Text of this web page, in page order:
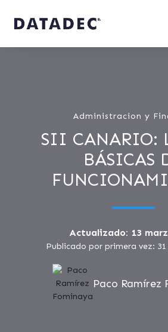
Administracion y
SII CANARIO:
BÁSICAS
Actualizado: 13
Publicado por primera vez:
Paco Ramírez